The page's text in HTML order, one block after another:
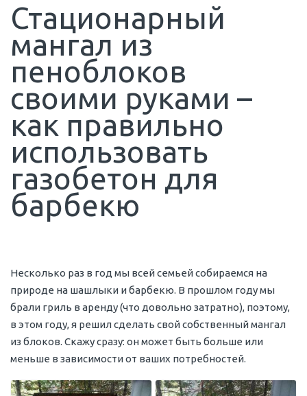
Стационарный
мангал из
пеноблоков
своими руками –
как правильно
использовать
газобетон для
барбекю
Несколько раз в год мы всей семьей собираемся на
природе на шашлыки и барбекю. В прошлом году мы
брали гриль в аренду (что довольно затратно), поэтому,
в этом году, я решил сделать свой собственный мангал
из блоков. Скажу сразу: он может быть больше или
меньше в зависимости от ваших потребностей.